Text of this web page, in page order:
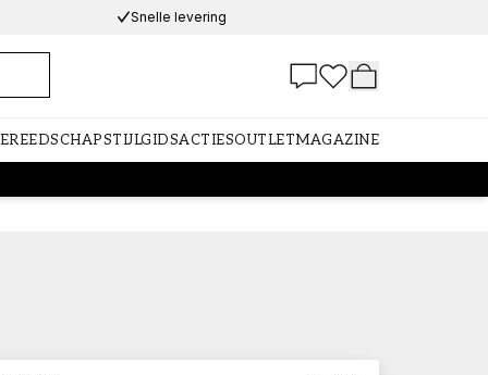
Snelle levering
STIJLGIDSACTIESOUTLETMAGAZINE